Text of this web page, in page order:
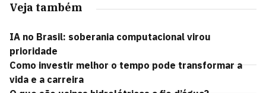
Veja também
IA no Brasil: soberania computacional virou
prioridade
Como investir melhor o tempo pode transformar a
vida e a carreira